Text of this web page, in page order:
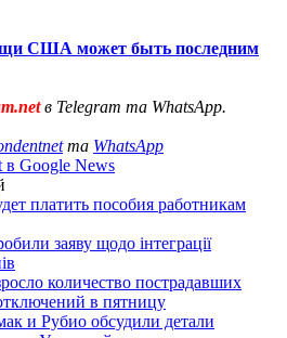
США может быть последним
в Telegram та WhatsApp.
та WhatsApp
в Google News
платить пособия работникам
заяву щодо інтеграції
количество пострадавших
в пятницу
и Рубио обсудили детали